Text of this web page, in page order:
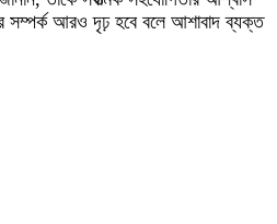
সম্পর্ক আরও দৃঢ় হবে বলে আশাবাদ ব্যক্ত